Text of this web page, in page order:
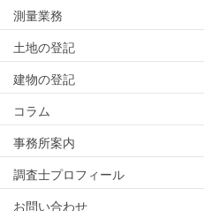
測量業務
土地の登記
建物の登記
コラム
事務所案内
調査士プロフィール
お問い合わせ